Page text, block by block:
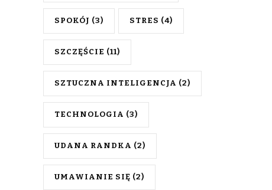
SPOKÓJ (3) STRES (4)
SZCZĘŚCIE (11)
SZTUCZNA INTELIGENCJA (2)
TECHNOLOGIA (3)
UDANA RANDKA (2)
UMAWIANIE SIĘ (2)